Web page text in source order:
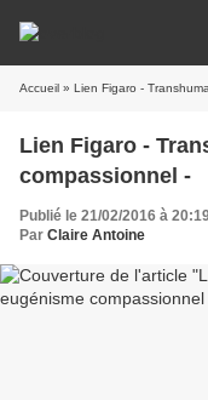
Accueil » Lien Figaro -
Lien Figaro -
compassionnel -
Publié le 21/02/2016 à
Par Claire Antoine